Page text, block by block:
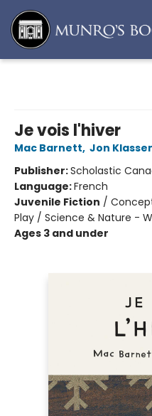
Je vois l'hiver
Mac Barnett, Jon
Publisher:Scholastic
Language:French
Juvenile Fiction /
Play / Science & Nature -
Ages 3 and under